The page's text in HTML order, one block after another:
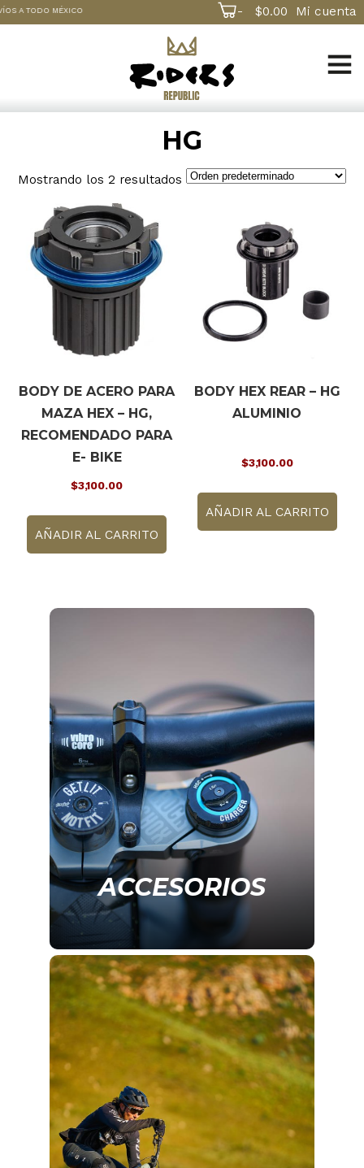
- $0.00 Mi cuenta
TODO MÉXICO
HG
Mostrando los 2 resultados
BODY DE ACERO PARA
MAZA HEX – HG,
RECOMENDADO PARA
E- BIKE
$3,100.00
AÑADIR AL CARRITO
BODY HEX REAR – HG
ALUMINIO
$3,100.00
AÑADIR AL CARRITO
ACCESORIOS